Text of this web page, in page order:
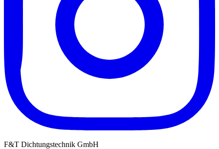
F&T Dichtungstechnik GmbH